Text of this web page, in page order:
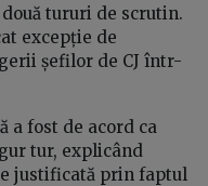
tururi de scrutin.
excepție de
șefilor de CJ într-
a fost de acord ca
tur, explicând
justificată prin faptul